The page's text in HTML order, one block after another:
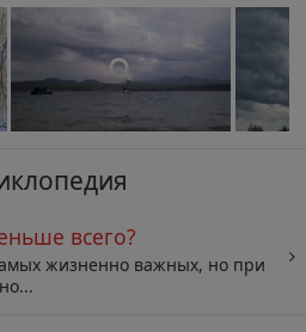
всего?
жизненно важных, но при